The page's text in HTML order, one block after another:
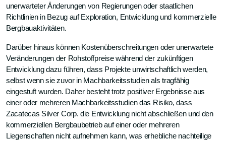
unerwarteter Änderungen von Regierungen oder staatlichen
Richtlinien in Bezug auf Exploration, Entwicklung und kommerzielle
Bergbauaktivitäten.
Darüber hinaus können Kostenüberschreitungen oder unerwartete
Veränderungen der Rohstoffpreise während der zukünftigen
Entwicklung dazu führen, dass Projekte unwirtschaftlich werden,
selbst wenn sie zuvor in Machbarkeitsstudien als tragfähig
eingestuft wurden. Daher besteht trotz positiver Ergebnisse aus
einer oder mehreren Machbarkeitsstudien das Risiko, dass
Zacatecas Silver Corp. die Entwicklung nicht abschließen und den
kommerziellen Bergbaubetrieb auf einer oder mehreren
Liegenschaften nicht aufnehmen kann, was erhebliche nachteilige